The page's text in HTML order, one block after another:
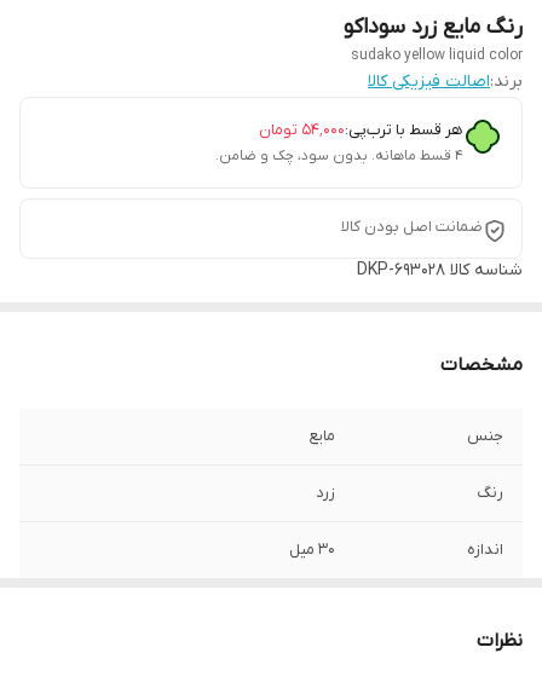
رنگ مایع زرد سوداکو
sudako yellow liquid color
برند:اصالت فیزیکی کالا
هر قسط با ترب‌پی:۵۴٬۰۰۰ تومان
۴ قسط ماهانه. بدون سود، چک و ضامن.
ضمانت اصل بودن کالا
شناسه کالا DKP-693028
مشخصات
جنس مایع
رنگ زرد
اندازه ۳۰ میل
نظرات